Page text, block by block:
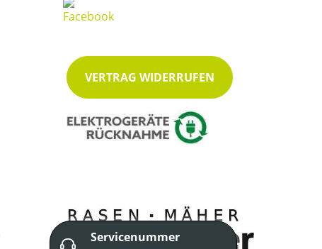
VERTRAG WIDERRUFEN
Servicenummer